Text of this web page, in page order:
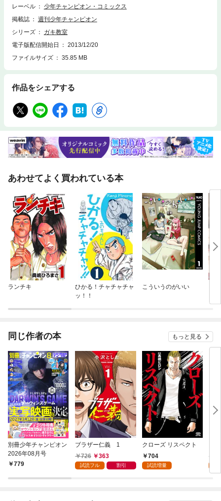
レーベル
少年チャンピオン・コミックス
掲載誌
週刊少年チャンピオン
シリーズ
ガキ教室
電子版配信開始日
2013/12/20
ファイルサイズ
35.85 MB
作品をシェアする
あわせてよく買われている本
ランチキ
ひかる！チャチャチャ
ッ！！
こういうのがいい
同じ作者の本 もっと見る
別冊少年チャンピオン
2026年08月号
779
ブラザー仁義 1
726
363
試読フル 割引
クローズ リスペクト
704
試読増量